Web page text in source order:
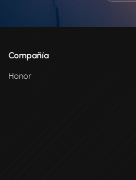
Compañía
Honor